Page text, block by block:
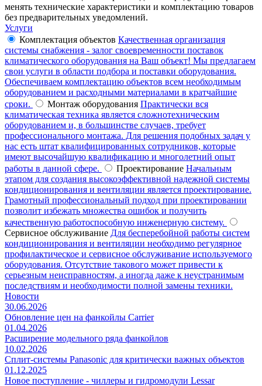
менять технические характеристики и комплектацию товаров
без предварительных уведомлений.
Услуги
Комплектация объектов Качественная организация
системы снабжения - залог своевременности поставок
климатического оборудования на Ваш объект! Мы предлагаем
свои услуги в области подбора и поставки оборудования.
Обеспечиваем комплектацию объектов всем необходимым
оборудованием и расходными материалами в кратчайшие
сроки.
Монтаж оборудования Практически вся
климатическая техника является сложнотехническим
оборудованием и, в большинстве случаев, требует
профессионального монтажа. Для решения подобных задач у
нас есть штат квалифицированных сотрудников, которые
имеют высочайшую квалификацию и многолетний опыт
работы в данной сфере.
Проектирование Начальным
этапом для создания высокоэффективной надежной системы
кондиционирования и вентиляции является проектирование.
Грамотный профессиональный подход при проектировании
позволит избежать множества ошибок и получить
качественную работоспособную инженерную систему.
Сервисное обслуживание Для бесперебойной работы систем
кондиционирования и вентиляции необходимо регулярное
профилактическое и сервисное обслуживание используемого
оборудования. Отсутствие такового может привести к
серьезным неисправностям, а иногда даже к неустранимым
последствиям и необходимости полной замены техники.
Новости
30.06.2026
Обновление цен на фанкойлы Carrier
01.04.2026
Расширение модельного ряда фанкойлов
10.02.2026
Сплит-системы Panasonic для критически важных объектов
01.12.2025
Новое поступление - чиллеры и гидромодули Lessar